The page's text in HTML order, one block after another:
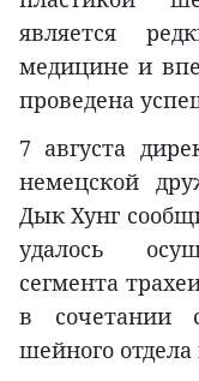
является
медицине и
проведена
7 августа
немецской
Дык Хунг
удалось
сегмента
в сочетании
шейного